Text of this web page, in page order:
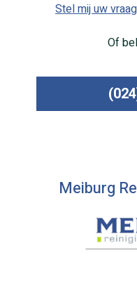
Stel mij uw vraag
Of
Meiburg